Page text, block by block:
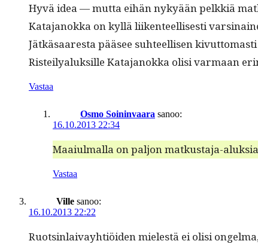
Hyvä idea — mut­ta eihän nykyään pelkkiä
Kata­janok­ka on kyl­lä liiken­teel­lis­es­ti
Jätkäsaares­ta pääsee suh­teel­lisen
Ris­teilyaluk­sille Kata­janok­ka olisi var­maan
Vastaa
Osmo Soininvaara sanoo:
16.10.2013 22:34
Maaiul­mal­la on paljon matkus­ta­ja-
Vastaa
Ville sanoo:
16.10.2013 22:22
Ruotsin­laivay­htiöi­den mielestä ei olisi